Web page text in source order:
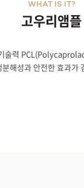
고우리앰플
WHAT IS IT?
술력
해성과 안전한 효과가